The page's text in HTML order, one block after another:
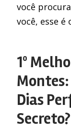
você
você, esse
1º
Dias
Secreto?